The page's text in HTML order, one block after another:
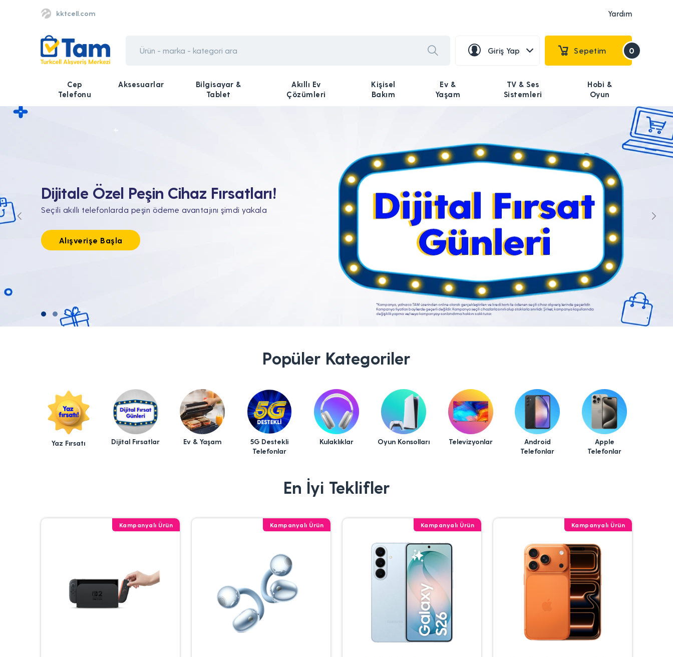
kktcell.com Yardım
Giriş Yap Sepetim 0
Cep
Telefonu
Aksesuarlar
Bilgisayar &
Tablet
Akıllı Ev
Çözümleri
Kişisel
Bakım
Ev &
Yaşam
TV & Ses
Sistemleri
Hobi &
Oyun
Tüm Teknolojik İhtiyaçların Tam'da
Popüler Kategoriler
Yaz Fırsatı Dijital Fırsatlar Ev & Yaşam
5G Destekli
Telefonlar
Kulaklıklar Oyun Konsolları Televizyonlar
Android
Telefonlar
Apple
Telefonlar
En İyi Teklifler
Kampanyalı Ürün Kampanyalı Ürün Kampanyalı Ürün Kampanyalı Ürün